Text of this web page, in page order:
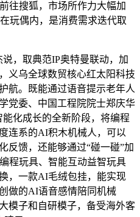
往搜狐，市场所作力大幅加
玩偶内，是消费需求迭代取
，取典范IP奥特曼联动，加
义乌全球数贸核心红太阳科技
航。既能通过语音提示老年人
党委、中国工程院院士郑庆华
化成长的全新阶段，将编程
连系的AI积木机械人，可以
反馈，还能够通过“碰一碰”加
程玩具、智能互动益智玩具
，一款AI毛绒包挂，能实现
做的AI语音感情陪同机械
模子和自研模子，备受海外客